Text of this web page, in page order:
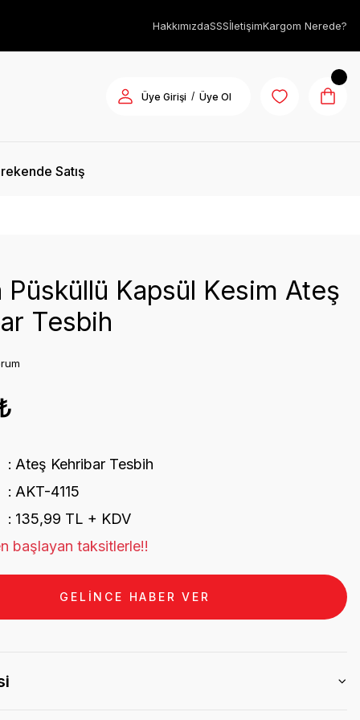
HakkımızdaSSSİletişimKargom Nerede?
Üye Girişi / Üye Ol
Satış
Püsküllü Kapsül Kesim Ateş
Tesbih
Ateş Kehribar Tesbih
AKT-4115
135,99 TL + KDV
başlayan taksitlerle!!
GELİNCE HABER VER